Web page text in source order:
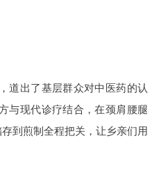
道出了基层群众对中医药的认
与现代诊疗结合，在颈肩腰腿
到煎制全程把关，让乡亲们用